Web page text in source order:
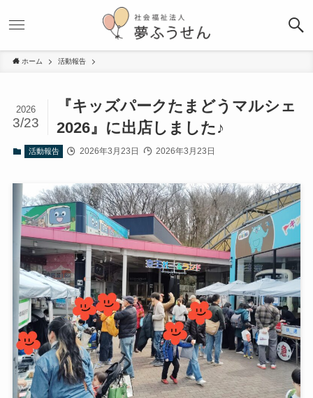
ホーム 活動報告
『キッズパークたまどうマルシェ
2026』に出店しました♪
2026
3/23
活動報告 2026年3月23日 2026年3月23日